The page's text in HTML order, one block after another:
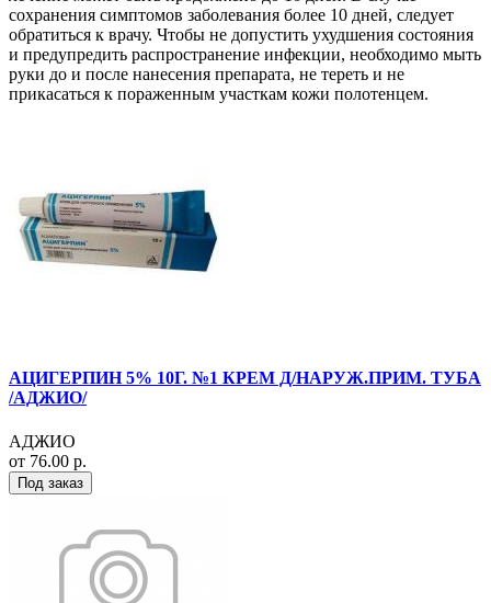
сохранения симптомов заболевания более 10 дней, следует
обратиться к врачу. Чтобы не допустить ухудшения состояния
и предупредить распространение инфекции, необходимо мыть
руки до и после нанесения препарата, не тереть и не
прикасаться к пораженным участкам кожи полотенцем.
АЦИГЕРПИН 5% 10Г. №1 КРЕМ Д/НАРУЖ.ПРИМ. ТУБА
/АДЖИО/
АДЖИО
от 76.00 р.
Под заказ